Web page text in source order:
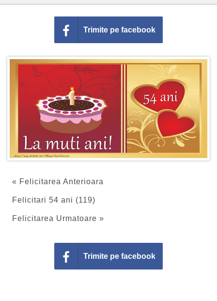
Trimite pe facebook
« Felicitarea Anterioara
Felicitari 54 ani (119)
Felicitarea Urmatoare »
Trimite pe facebook